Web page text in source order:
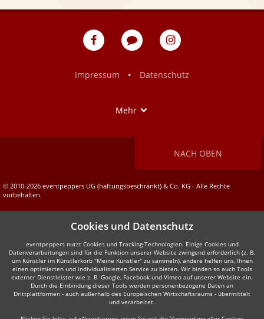
eventpeppers
Blog
eventpeppers
Impressum
• Datenschutz
Mehr
NACH OBEN
© 2010-2026 eventpeppers UG (haftungsbeschränkt) & Co. KG - Alle Rechte
vorbehalten.
Cookies und Datenschutz
eventpeppers nutzt Cookies und Tracking-Technologien. Einige Cookies und
Datenverarbeitungen sind für die Funktion unserer Website zwingend erforderlich (z. B.
um Künstler im Künstlerkorb "Meine Künstler" zu sammeln), andere helfen uns, Ihnen
einen optimierten und individualisierten Service zu bieten. Wir binden so auch Tools
externer Dienstleister wie z. B. Google, Facebook und Vimeo auf unserer Website ein.
Durch die Einbindung dieser Tools werden personenbezogene Daten an
Drittplattformen - auch außerhalb des Europäischen Wirtschaftsraums - übermittelt
und verarbeitet.